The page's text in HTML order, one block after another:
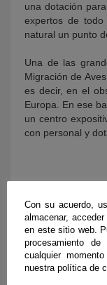
una dotación
expertos de
natural un punto
Una de las
Migración de
es decir, en el
Europa. En ese
un centro
con personal y
Con su acuerdo,
almacenar,
en este sitio web.
procesamiento
cualquier
nuestra política de